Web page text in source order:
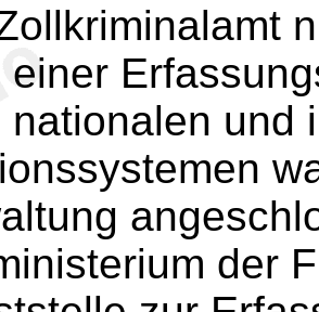
einer
nationalen und
der